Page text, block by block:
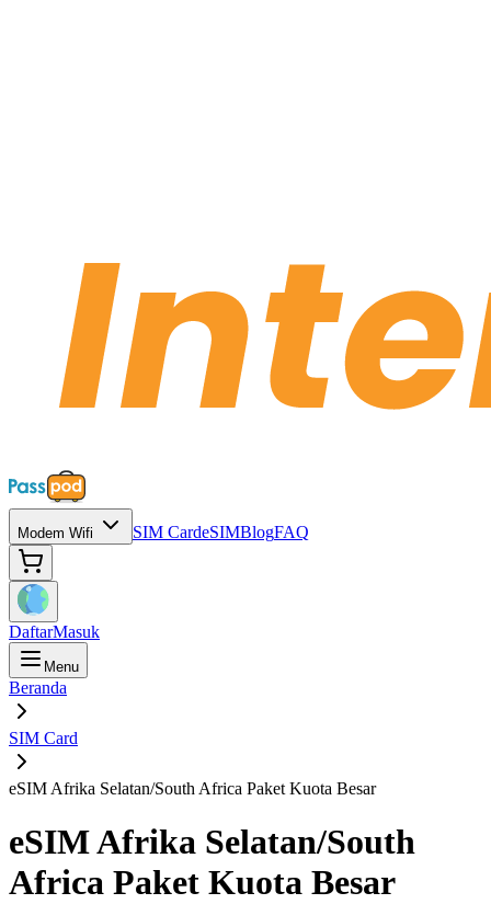
Modem Wifi SIM CardeSIMBlogFAQ
DaftarMasuk
Menu
Beranda
SIM Card
eSIM Afrika Selatan/South Africa Paket Kuota Besar
eSIM Afrika Selatan/South
Africa Paket Kuota Besar